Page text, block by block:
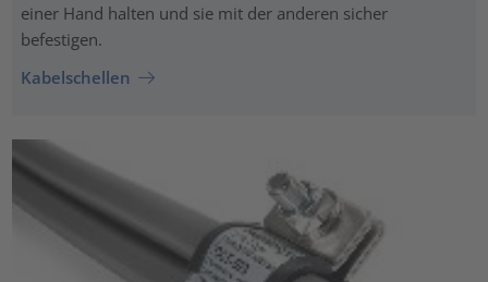
einer Hand halten und sie mit der anderen sicher
befestigen.
Kabelschellen